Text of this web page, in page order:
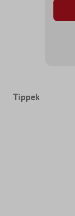
Tippek